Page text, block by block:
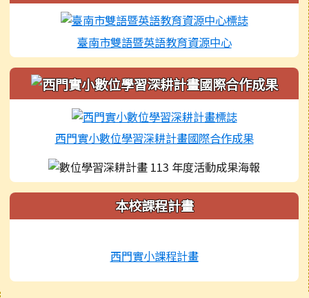
臺南市雙語暨英語教育資源中心
西門實小數位學習深耕計畫國際合作成果
本校課程計畫
西門實小課程計畫